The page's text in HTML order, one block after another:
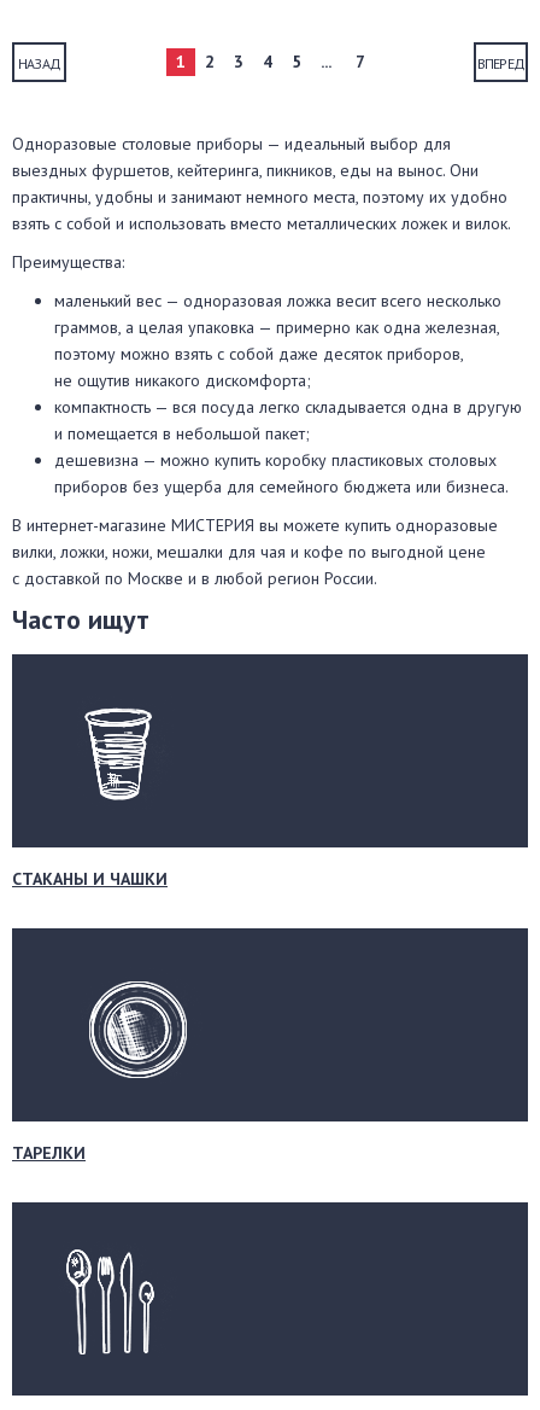
НАЗАД ВПЕРЕД
1 2 3 4 5 ... 7
Одноразовые столовые приборы — идеальный выбор для
выездных фуршетов, кейтеринга, пикников, еды на вынос. Они
практичны, удобны и занимают немного места, поэтому их удобно
взять с собой и использовать вместо металлических ложек и вилок.
Преимущества:
маленький вес — одноразовая ложка весит всего несколько
граммов, а целая упаковка — примерно как одна железная,
поэтому можно взять с собой даже десяток приборов,
не ощутив никакого дискомфорта;
компактность — вся посуда легко складывается одна в другую
и помещается в небольшой пакет;
дешевизна — можно купить коробку пластиковых столовых
приборов без ущерба для семейного бюджета или бизнеса.
В интернет-магазине МИСТЕРИЯ вы можете купить одноразовые
вилки, ложки, ножи, мешалки для чая и кофе по выгодной цене
с доставкой по Москве и в любой регион России.
Часто ищут
СТАКАНЫ И ЧАШКИ
ТАРЕЛКИ